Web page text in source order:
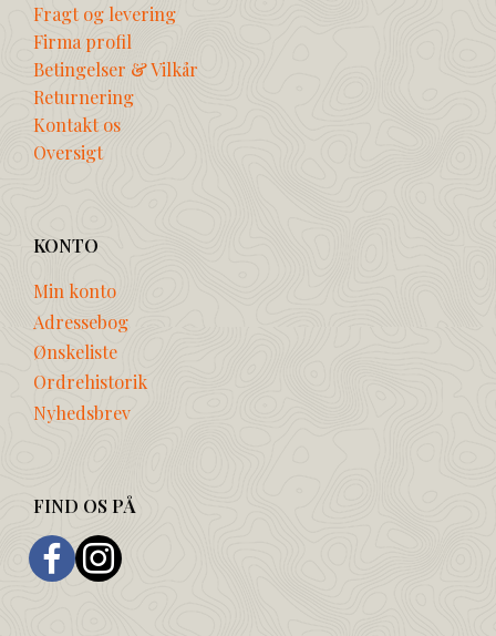
Fragt og levering
Firma profil
Betingelser & Vilkår
Returnering
Kontakt os
Oversigt
KONTO
Min konto
Adressebog
Ønskeliste
Ordrehistorik
Nyhedsbrev
FIND OS PÅ